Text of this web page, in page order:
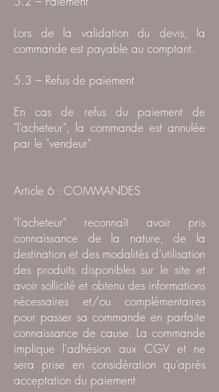
Lors de la validation du devis, la
commande est payable au comptant.
5.3 – Refus de paiement
En cas de refus du paiement de
"l’acheteur", la commande est annulée
par le "vendeur".
Article 6 : COMMANDES
"l’acheteur" reconnaît avoir pris
connaissance de la nature, de la
destination et des modalités d’utilisation
des produits disponibles sur le site et
avoir sollicité et obtenu des informations
nécessaires et/ou complémentaires
pour passer sa commande en parfaite
connaissance de cause. La commande
implique l'adhésion aux CGV et ne
sera prise en considération qu’après
acceptation du paiement.